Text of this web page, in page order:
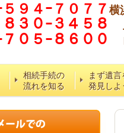
９４ｰ７０７７ 横
８３０ｰ３４５８
７０５ｰ８６００
相続手続の
流れを知る
まず遺言
発見しよ